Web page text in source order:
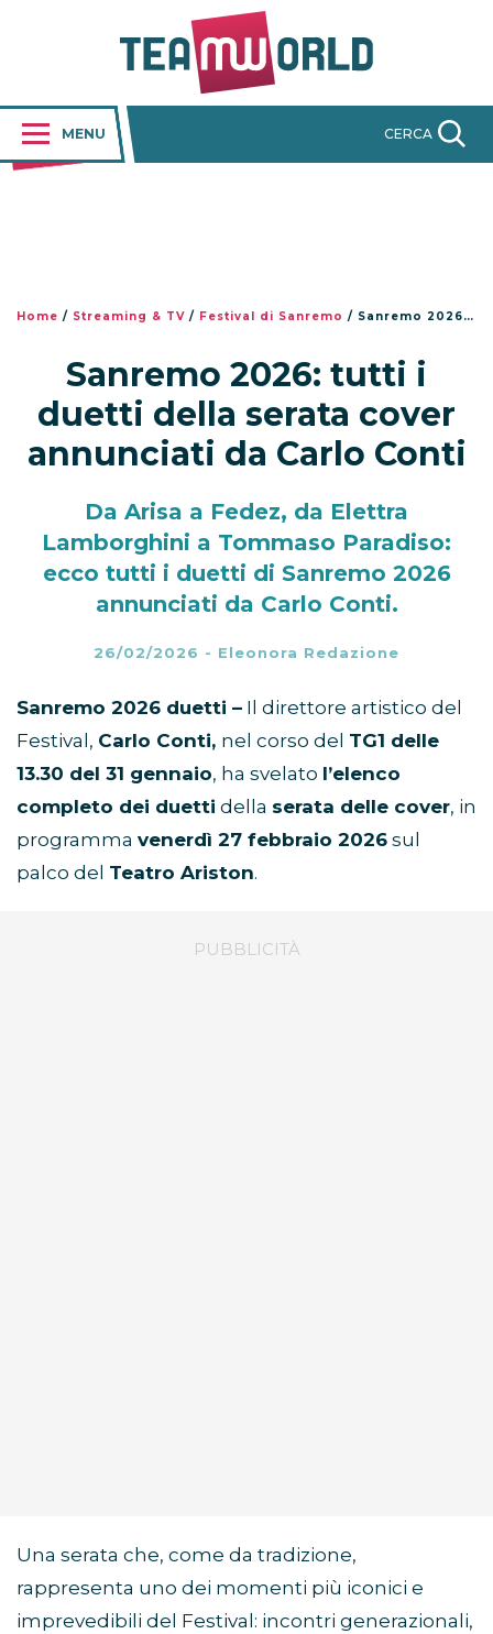
MENU CERCA
Home / Streaming & TV / Festival di Sanremo / Sanremo 2026: tutti i duetti della serata cover annunciati da Carlo Conti
Sanremo 2026: tutti i
duetti della serata cover
annunciati da Carlo Conti
Da Arisa a Fedez, da Elettra
Lamborghini a Tommaso Paradiso:
ecco tutti i duetti di Sanremo 2026
annunciati da Carlo Conti.
26/02/2026 - Eleonora Redazione
Sanremo 2026 duetti – Il direttore artistico del
Festival, Carlo Conti, nel corso del TG1 delle
13.30 del 31 gennaio, ha svelato l’elenco
completo dei duetti della serata delle cover, in
programma venerdì 27 febbraio 2026 sul
palco del Teatro Ariston.
Una serata che, come da tradizione,
rappresenta uno dei momenti più iconici e
imprevedibili del Festival: incontri generazionali,